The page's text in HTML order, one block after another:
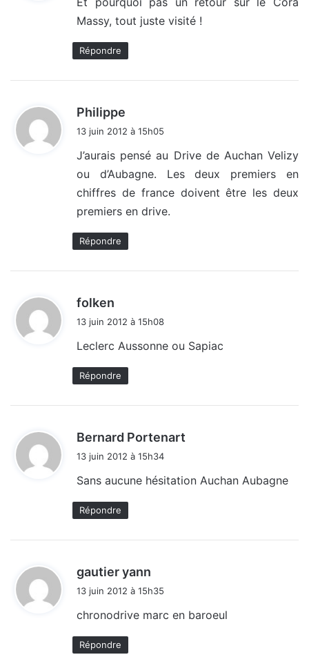
:
Massy, tout juste visité !
Répondre
Philippe
i
:
13 juin 2012 à 15h05
J’aurais pensé au Drive de Auchan Velizy
ou d’Aubagne. Les deux premiers en
chiffres de france doivent être les deux
premiers en drive.
Répondre
folken
i
13 juin 2012 à 15h08
Leclerc Aussonne ou Sapiac
Répondre
Bernard Portenart
13 juin 2012 à 15h34
Sans aucune hésitation Auchan Aubagne
Répondre
gautier yann
13 juin 2012 à 15h35
chronodrive marc en baroeul
Répondre